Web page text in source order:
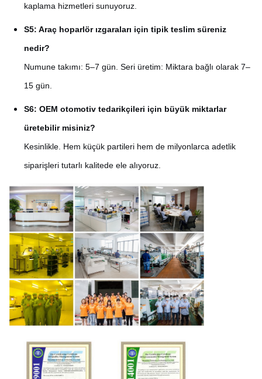
kaplama hizmetleri sunuyoruz.
S5: Araç hoparlör ızgaraları için tipik teslim süreniz
nedir?
Numune takımı: 5–7 gün. Seri üretim: Miktara bağlı olarak 7–
15 gün.
S6: OEM otomotiv tedarikçileri için büyük miktarlar
üretebilir misiniz?
Kesinlikle. Hem küçük partileri hem de milyonlarca adetlik
siparişleri tutarlı kalitede ele alıyoruz.